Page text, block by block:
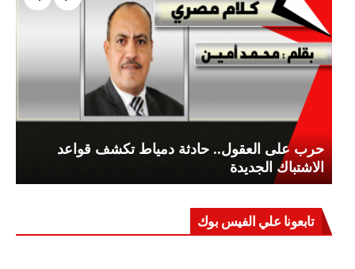
حرب على العقول.. حادثة دمياط تكشف قواعد
الاشتباك الجديدة
تابعونا علي الفيس بوك